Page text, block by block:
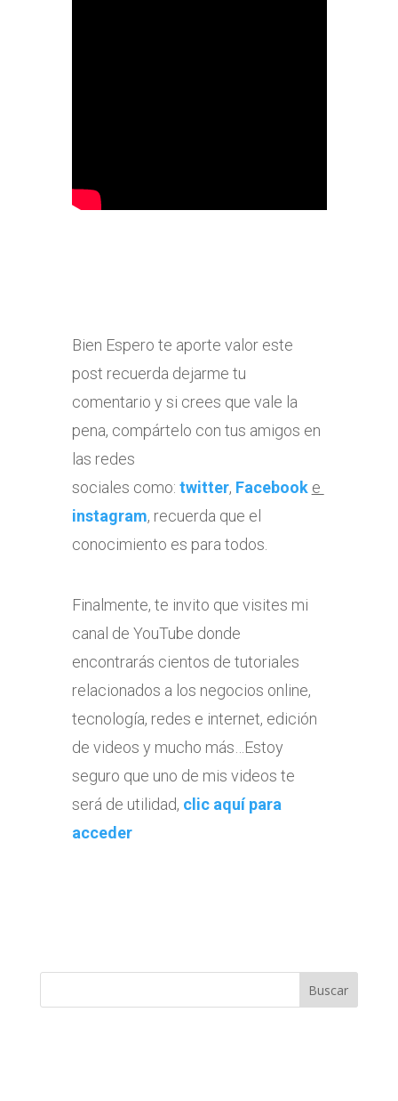
Bien Espero te aporte valor este
post recuerda dejarme tu
comentario y si crees que vale la
pena, compártelo con tus amigos en
las redes
sociales como: twitter, Facebook e
instagram, recuerda que el
conocimiento es para todos.
Finalmente, te invito que visites mi
canal de YouTube donde
encontrarás cientos de tutoriales
relacionados a los negocios online,
tecnología, redes e internet, edición
de videos y mucho más…Estoy
seguro que uno de mis videos te
será de utilidad, clic aquí para
acceder
Buscar